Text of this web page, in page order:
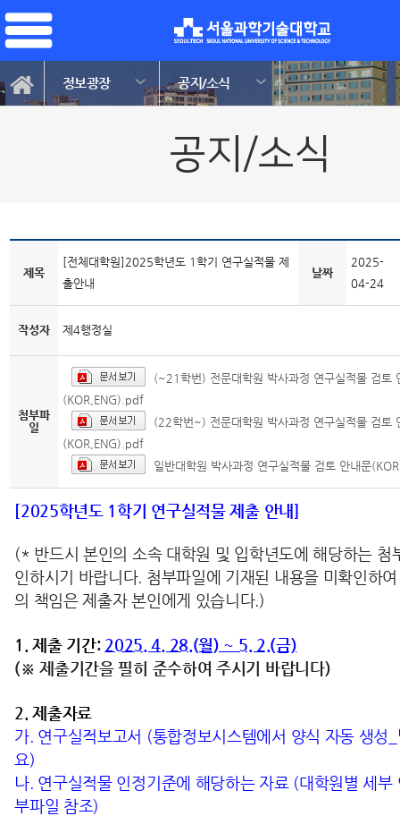
정보광장 공지/소식
공지/소식
제목
[전체대학원]2025학년도 1학기 연구실적물 제
출안내
날짜
2025-
04-24
작성자 제4행정실
첨부파
일
(~21학번) 전문대학원 박사과정 연구실적물 검토
(KOR,ENG).pdf
(22학번~) 전문대학원 박사과정 연구실적물 검토
(KOR,ENG).pdf
일반대학원 박사과정 연구실적물 검토 안내문
[2025학년도 1학기 연구실적물 제출 안내]
(* 반드시 본인의 소속 대학원 및 입학년도에 해당하는 첨
인하시기 바랍니다. 첨부파일에 기재된 내용을 미확인하
의 책임은 제출자 본인에게 있습니다.)
1. 제출 기간: 2025. 4. 28.(월) ~ 5. 2.(금)
(※ 제출기간을 필히 준수하여 주시기 바랍니다)
2. 제출자료
가. 연구실적보고서 (통합정보시스템에서 양식 자동 생성
요)
나. 연구실적물 인정기준에 해당하는 자료 (대학원별 세부
부파일 참조)